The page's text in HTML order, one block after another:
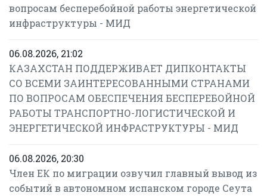
вопросам бесперебойной работы энергетической
инфраструктуры - МИД
06.08.2026, 21:02
КАЗАХСТАН ПОДДЕРЖИВАЕТ ДИПКОНТАКТЫ
СО ВСЕМИ ЗАИНТЕРЕСОВАННЫМИ СТРАНАМИ
ПО ВОПРОСАМ ОБЕСПЕЧЕНИЯ БЕСПЕРЕБОЙНОЙ
РАБОТЫ ТРАНСПОРТНО-ЛОГИСТИЧЕСКОЙ И
ЭНЕРГЕТИЧЕСКОЙ ИНФРАСТРУКТУРЫ - МИД
06.08.2026, 20:30
Член ЕК по миграции озвучил главный вывод из
событий в автономном испанском городе Сеута